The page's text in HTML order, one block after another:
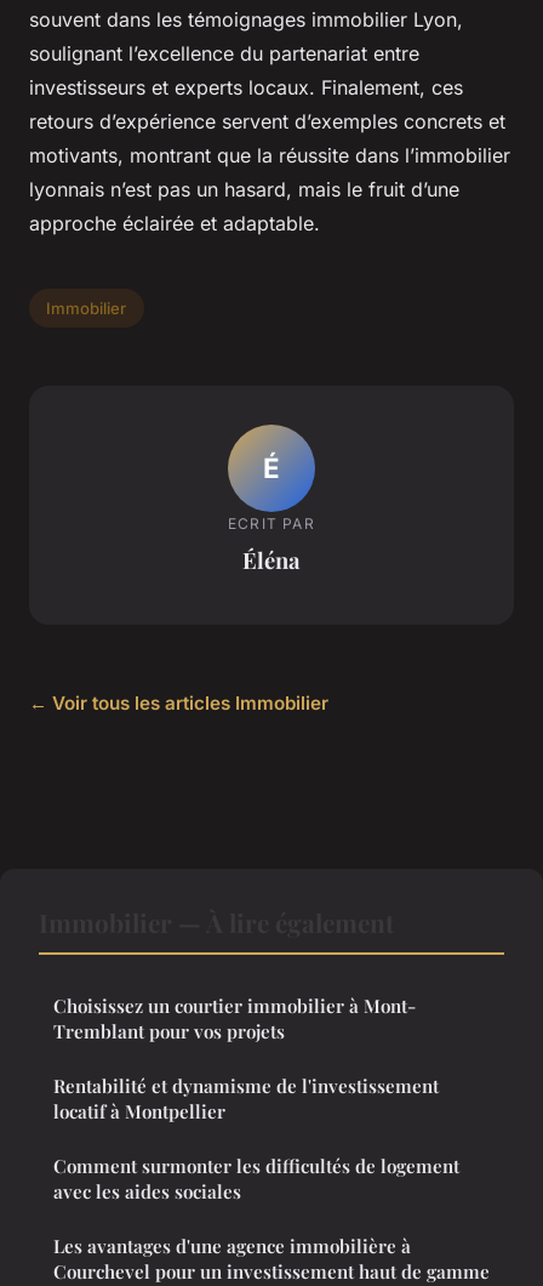
souvent dans les témoignages immobilier Lyon,
soulignant l’excellence du partenariat entre
investisseurs et experts locaux. Finalement, ces
retours d’expérience servent d’exemples concrets et
motivants, montrant que la réussite dans l’immobilier
lyonnais n’est pas un hasard, mais le fruit d’une
approche éclairée et adaptable.
Immobilier
É
ECRIT PAR
Éléna
← Voir tous les articles Immobilier
Choisissez un courtier immobilier à Mont-
Tremblant pour vos projets
Rentabilité et dynamisme de l'investissement
locatif à Montpellier
Comment surmonter les difficultés de logement
avec les aides sociales
Les avantages d'une agence immobilière à
Courchevel pour un investissement haut de gamme